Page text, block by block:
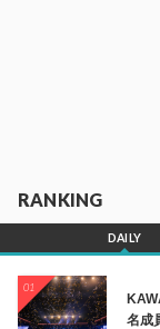
RANKING
DAILY
01
名成